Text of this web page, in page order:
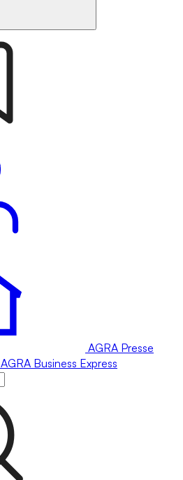
AGRA Presse
AGRA Business Express